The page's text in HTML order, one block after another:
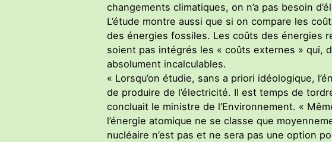
changements climatiques, on n’a pas besoin
L’étude montre aussi que si on compare les
des énergies fossiles. Les coûts des énergies
soient pas intégrés les « coûts externes » qui,
absolument incalculables.
« Lorsqu’on étudie, sans a priori idéologique,
de produire de l’électricité. Il est temps de
concluait le ministre de l’Environnement. «
l’énergie atomique ne se classe que
nucléaire n’est pas et ne sera pas une option